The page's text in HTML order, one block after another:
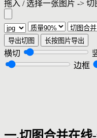
拖入 / 选择一张图片 -> 切
导出切图
长按图片导出
横切
边框
一.切图合并在